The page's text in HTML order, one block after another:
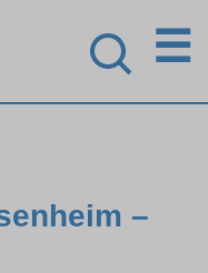
☰
–